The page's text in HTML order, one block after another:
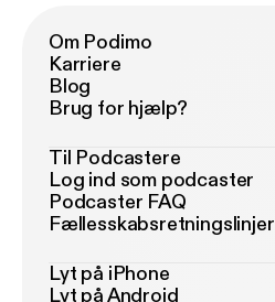
Om Podimo
Karriere
Blog
Brug for hjælp?
Til Podcastere
Log ind som podcaster
Podcaster FAQ
Fællesskabsretningslinjer
Lyt på iPhone
Lyt på Android